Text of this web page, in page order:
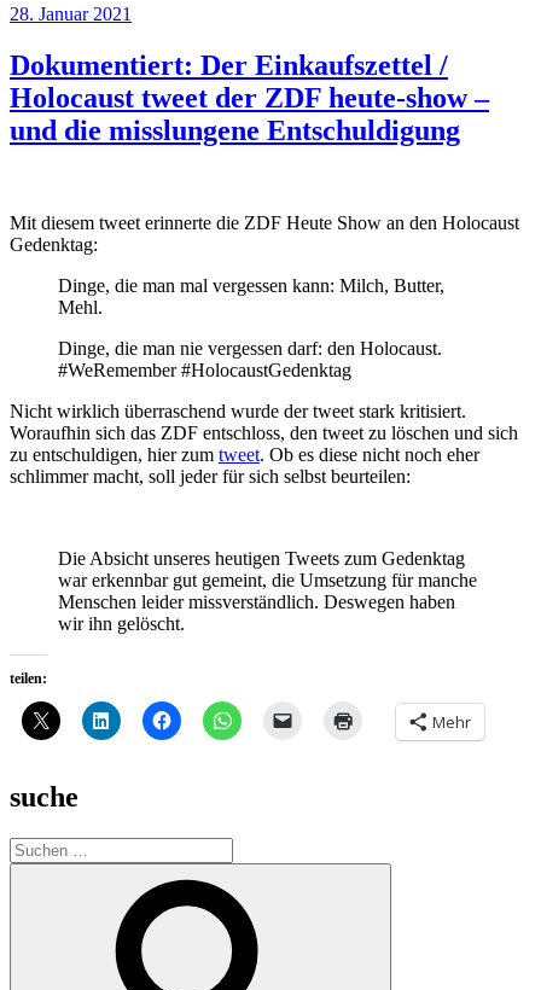
Veröffentlicht
28. Januar 2021
Dokumentiert: Der Einkaufszettel /
Holocaust tweet der ZDF heute-show –
und die misslungene Entschuldigung
Mit diesem tweet erinnerte die ZDF Heute Show an den Holocaust
Gedenktag:
Dinge, die man mal vergessen kann: Milch, Butter,
Mehl.
Dinge, die man nie vergessen darf: den Holocaust.
#WeRemember #HolocaustGedenktag
Nicht wirklich überraschend wurde der tweet stark kritisiert.
Woraufhin sich das ZDF entschloss, den tweet zu löschen und sich
zu entschuldigen, hier zum tweet. Ob es diese nicht noch eher
schlimmer macht, soll jeder für sich selbst beurteilen:
Die Absicht unseres heutigen Tweets zum Gedenktag
war erkennbar gut gemeint, die Umsetzung für manche
Menschen leider missverständlich. Deswegen haben
wir ihn gelöscht.
teilen:
Mehr
suche
Suche
nach: